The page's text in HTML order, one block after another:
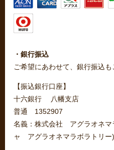
・銀行振込
ご希望にあわせて、銀行振込も
【振込銀行口座】
十六銀行 八幡支店
普通 1352907
名義：株式会社 アグラオネマ
ャ アグラオネマラボラトリー)